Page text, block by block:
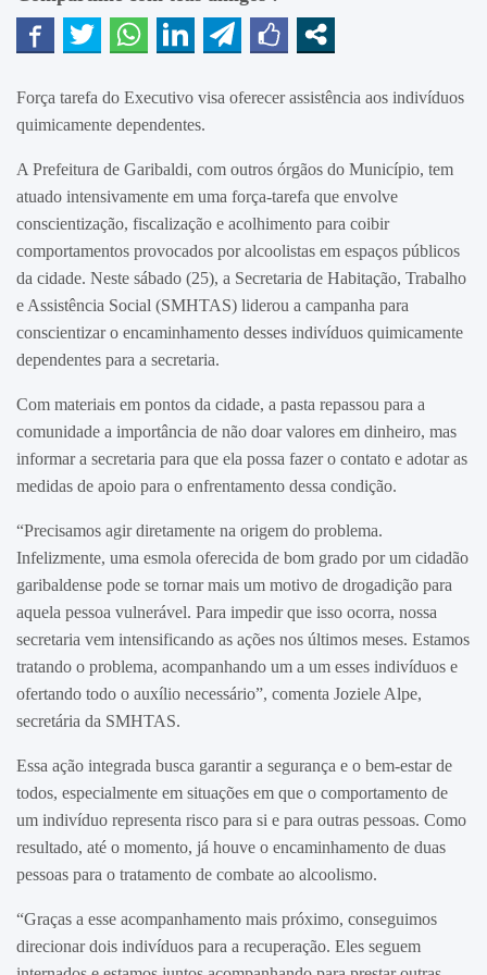
Força tarefa do Executivo visa oferecer assistência aos indivíduos
quimicamente dependentes.
A Prefeitura de Garibaldi, com outros órgãos do Município, tem
atuado intensivamente em uma força-tarefa que envolve
conscientização, fiscalização e acolhimento para coibir
comportamentos provocados por alcoolistas em espaços públicos
da cidade. Neste sábado (25), a Secretaria de Habitação, Trabalho
e Assistência Social (SMHTAS) liderou a campanha para
conscientizar o encaminhamento desses indivíduos quimicamente
dependentes para a secretaria.
Com materiais em pontos da cidade, a pasta repassou para a
comunidade a importância de não doar valores em dinheiro, mas
informar a secretaria para que ela possa fazer o contato e adotar as
medidas de apoio para o enfrentamento dessa condição.
“Precisamos agir diretamente na origem do problema.
Infelizmente, uma esmola oferecida de bom grado por um cidadão
garibaldense pode se tornar mais um motivo de drogadição para
aquela pessoa vulnerável. Para impedir que isso ocorra, nossa
secretaria vem intensificando as ações nos últimos meses. Estamos
tratando o problema, acompanhando um a um esses indivíduos e
ofertando todo o auxílio necessário”, comenta Joziele Alpe,
secretária da SMHTAS.
Essa ação integrada busca garantir a segurança e o bem-estar de
todos, especialmente em situações em que o comportamento de
um indivíduo representa risco para si e para outras pessoas. Como
resultado, até o momento, já houve o encaminhamento de duas
pessoas para o tratamento de combate ao alcoolismo.
“Graças a esse acompanhamento mais próximo, conseguimos
direcionar dois indivíduos para a recuperação. Eles seguem